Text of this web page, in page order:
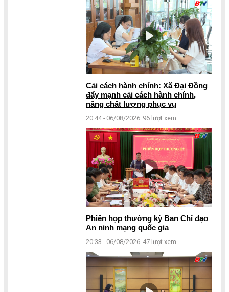
Cải cách hành chính: Xã Đại Đồng
đẩy mạnh cải cách hành chính,
nâng chất lượng phục vụ
20:44 - 06/08/2026 96 lượt xem
Phiên họp thường kỳ Ban Chỉ đạo
An ninh mạng quốc gia
20:33 - 06/08/2026 47 lượt xem